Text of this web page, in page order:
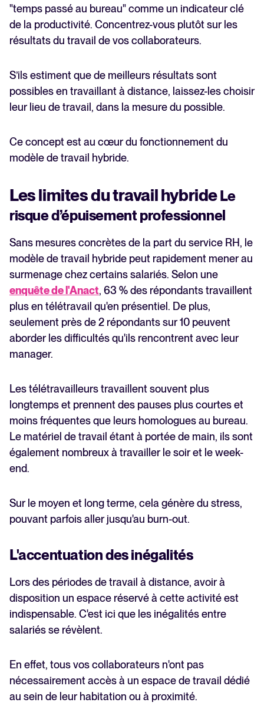
"temps passé au bureau" comme un indicateur clé
de la productivité. Concentrez-vous plutôt sur les
résultats du travail de vos collaborateurs.
S’ils estiment que de meilleurs résultats sont
possibles en travaillant à distance, laissez-les choisir
leur lieu de travail, dans la mesure du possible.
Ce concept est au cœur du fonctionnement du
modèle de travail hybride.
Les limites du travail hybrideLe
risque d’épuisement professionnel
Sans mesures concrètes de la part du service RH, le
modèle de travail hybride peut rapidement mener au
surmenage chez certains salariés. Selon une
enquête de l'Anact, 63 % des répondants travaillent
plus en télétravail qu'en présentiel. De plus,
seulement près de 2 répondants sur 10 peuvent
aborder les difficultés qu'ils rencontrent avec leur
manager.
Les télétravailleurs travaillent souvent plus
longtemps et prennent des pauses plus courtes et
moins fréquentes que leurs homologues au bureau.
Le matériel de travail étant à portée de main, ils sont
également nombreux à travailler le soir et le week-
end.
Sur le moyen et long terme, cela génère du stress,
pouvant parfois aller jusqu'au burn-out.
L'accentuation des inégalités
Lors des périodes de travail à distance, avoir à
disposition un espace réservé à cette activité est
indispensable. C'est ici que les inégalités entre
salariés se révèlent.
En effet, tous vos collaborateurs n'ont pas
nécessairement accès à un espace de travail dédié
au sein de leur habitation ou à proximité.